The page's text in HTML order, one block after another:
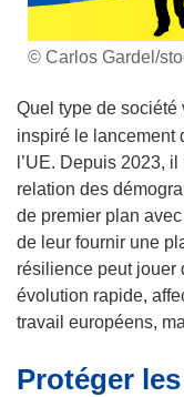
© Carlos Gardel/
Quel type de société
inspiré le lancement
l’UE. Depuis 2023,
relation des
de premier plan
de leur fournir une
résilience peut jouer
évolution rapide,
travail européens,
Protéger